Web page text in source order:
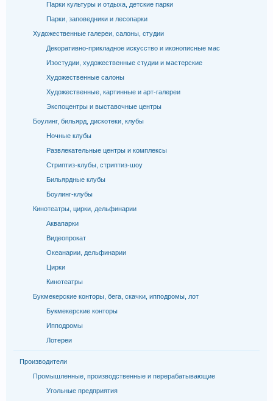
Парки культуры и отдыха, детские парки
Парки, заповедники и лесопарки
Художественные галереи, салоны, студии
Декоративно-прикладное искусство и иконописные мас
Изостудии, художественные студии и мастерские
Художественные салоны
Художественные, картинные и арт-галереи
Экспоцентры и выставочные центры
Боулинг, бильярд, дискотеки, клубы
Ночные клубы
Развлекательные центры и комплексы
Стриптиз-клубы, стриптиз-шоу
Бильярдные клубы
Боулинг-клубы
Кинотеатры, цирки, дельфинарии
Аквапарки
Видеопрокат
Океанарии, дельфинарии
Цирки
Кинотеатры
Букмекерские конторы, бега, скачки, ипподромы, лот
Букмекерские конторы
Ипподромы
Лотереи
Производители
Промышленные, производственные и перерабатывающие
Угольные предприятия